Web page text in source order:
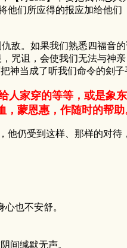
们所应得的报应加给他
如果我们熟悉四福音的
咒诅，会使我们无法与神
神当成了听我们命令的刽子
家穿的等等，或是象
蒙恩惠，作随时的帮助
受到这样、那样的对待
也不安舒。
间缄默无声。